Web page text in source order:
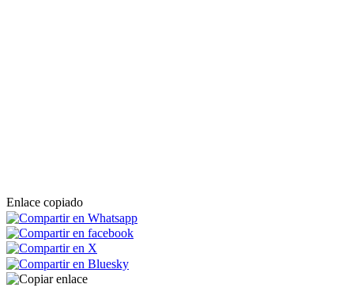
Enlace copiado